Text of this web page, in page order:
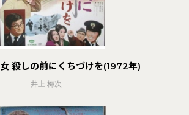
殺しの前にくちづけを(1972年)
井上 梅次